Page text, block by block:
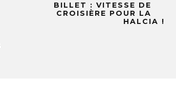
BILLET : VITESSE DE
CROISIÈRE POUR LA
HALCIA !